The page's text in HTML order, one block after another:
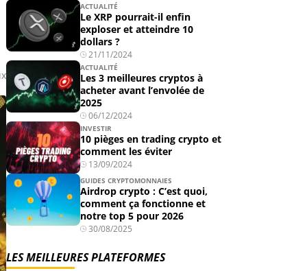
ACTUALITÉ
Le XRP pourrait-il enfin
exploser et atteindre 10
dollars ?
21/11/2024
ACTUALITÉ
Les 3 meilleures cryptos à
acheter avant l’envolée de
2025
06/12/2024
INVESTIR
10 pièges en trading crypto et
comment les éviter
13/09/2024
GUIDES CRYPTOMONNAIES
Airdrop crypto : C’est quoi,
comment ça fonctionne et
notre top 5 pour 2026
30/08/2025
LES MEILLEURES PLATEFORMES